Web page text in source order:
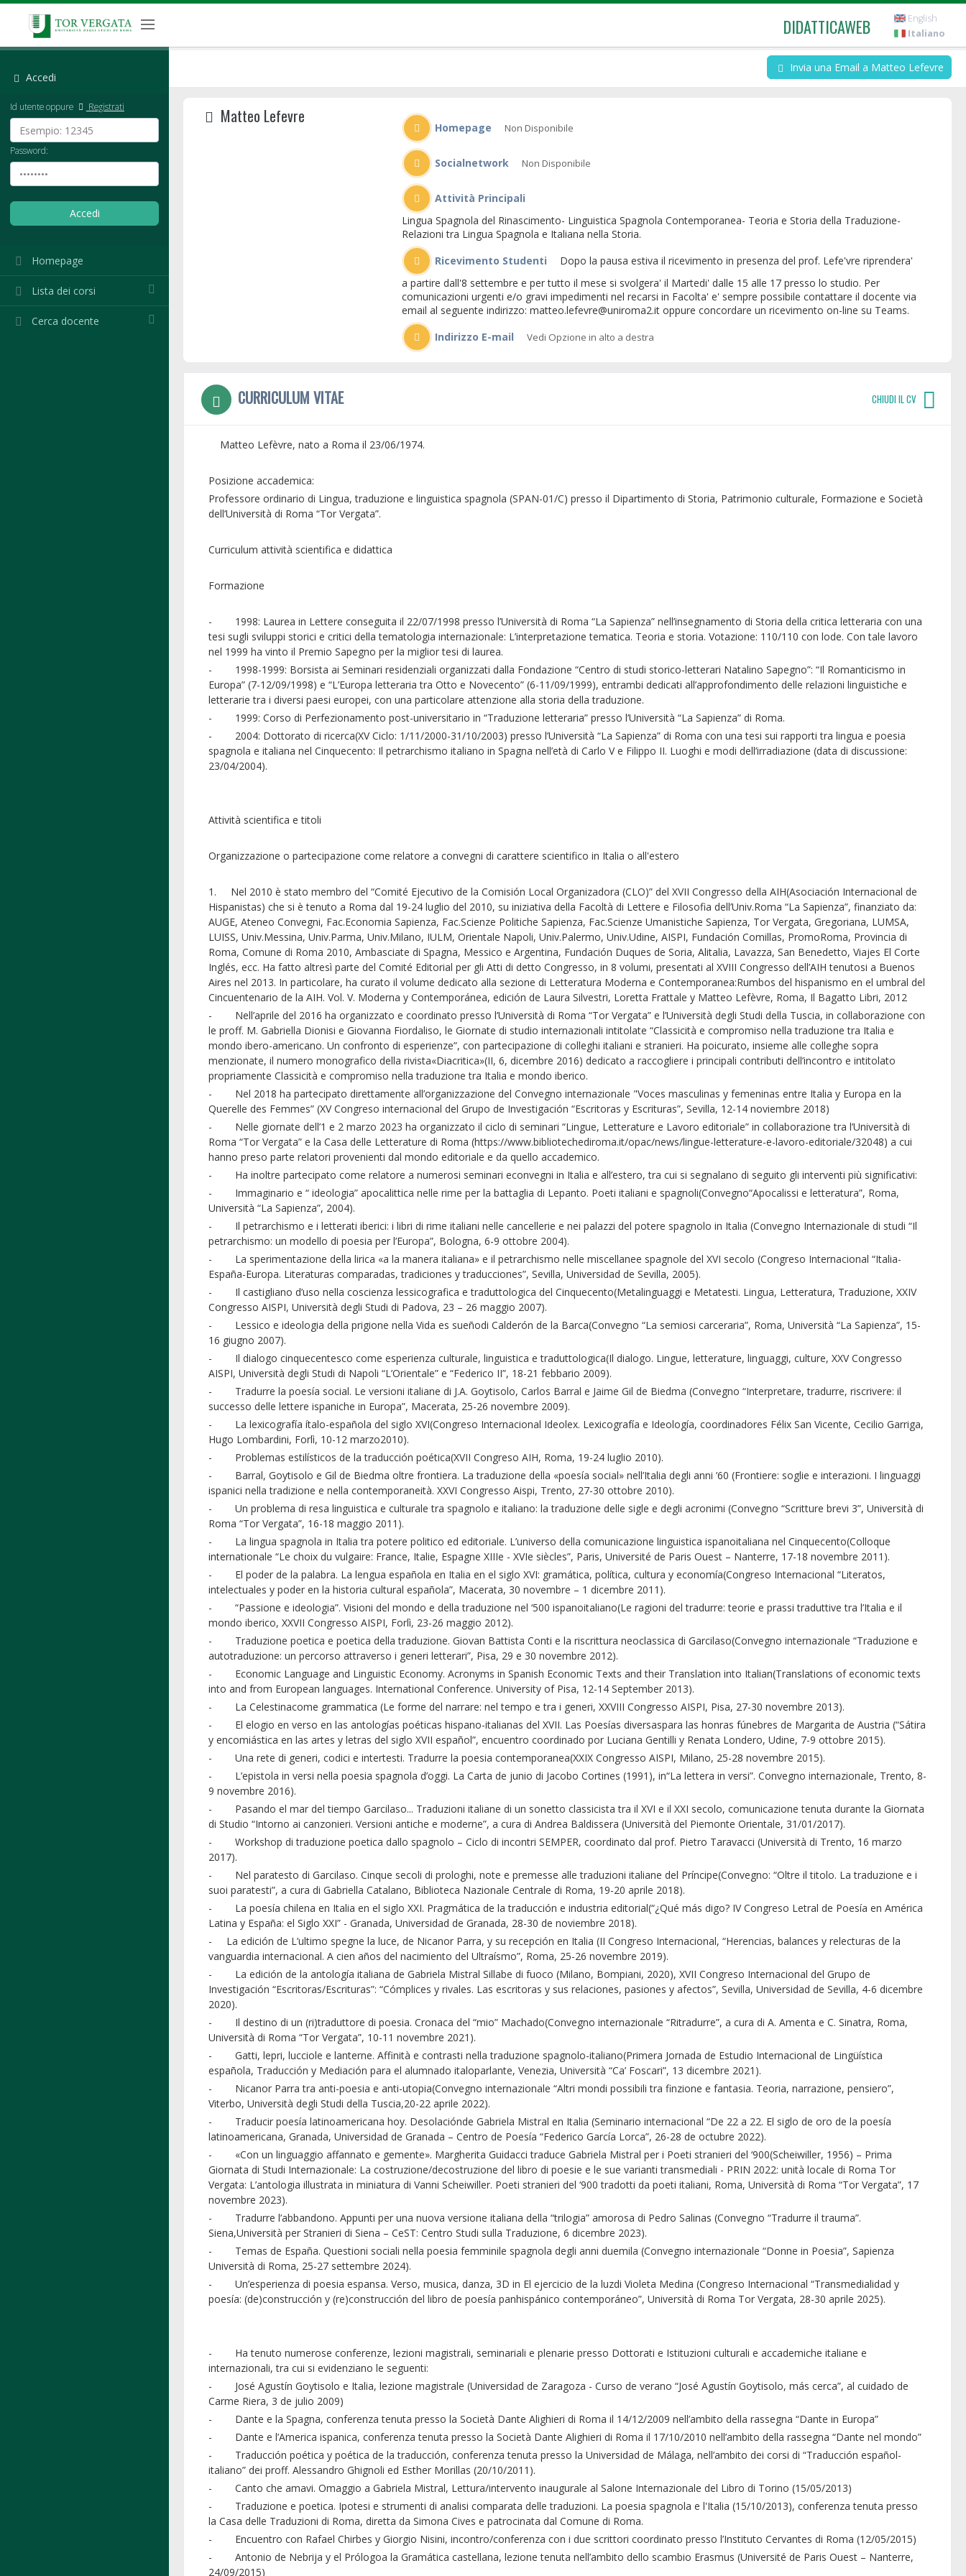
DIDATTICAWEB
English
Italiano
Accedi
Id utente oppure Registrati
Password:
Homepage
Lista dei corsi
Cerca docente
Invia una Email a Matteo Lefevre
Matteo Lefevre
Homepage Non Disponibile
Socialnetwork Non Disponibile
Attività Principali
Lingua Spagnola del Rinascimento- Linguistica Spagnola Contemporanea- Teoria e Storia della Traduzione-
Relazioni tra Lingua Spagnola e Italiana nella Storia.
Ricevimento Studenti
a partire dall'8 settembre e per tutto il mese si svolgera' il Martedi' dalle 15 alle 17 presso lo studio. Per
comunicazioni urgenti e/o gravi impedimenti nel recarsi in Facolta' e' sempre possibile contattare il docente via
email al seguente indirizzo: matteo.lefevre@uniroma2.it oppure concordare un ricevimento on-line su Teams.
Indirizzo E-mail
Vedi Opzione in alto a destra
CURRICULUM VITAE CHIUDI IL CV
Matteo Lefèvre, nato a Roma il 23/06/1974.
Posizione accademica:
Professore ordinario di Lingua, traduzione e linguistica spagnola (SPAN-01/C) presso il Dipartimento di Storia, Patrimonio culturale, Formazione e Società
dell’Università di Roma “Tor Vergata”.
Curriculum attività scientifica e didattica
Formazione
- 1998: Laurea in Lettere conseguita il 22/07/1998 presso l’Università di Roma “La Sapienza” nell’insegnamento di Storia della critica letteraria con una
tesi sugli sviluppi storici e critici della tematologia internazionale: L’interpretazione tematica. Teoria e storia. Votazione: 110/110 con lode. Con tale lavoro
nel 1999 ha vinto il Premio Sapegno per la miglior tesi di laurea.
- 1998-1999: Borsista ai Seminari residenziali organizzati dalla Fondazione “Centro di studi storico-letterari Natalino Sapegno”: “Il Romanticismo in
Europa” (7-12/09/1998) e “L’Europa letteraria tra Otto e Novecento” (6-11/09/1999), entrambi dedicati all’approfondimento delle relazioni linguistiche e
letterarie tra i diversi paesi europei, con una particolare attenzione alla storia della traduzione.
- 1999: Corso di Perfezionamento post-universitario in “Traduzione letteraria” presso l’Università “La Sapienza” di Roma.
- 2004: Dottorato di ricerca(XV Ciclo: 1/11/2000-31/10/2003) presso l’Università “La Sapienza” di Roma con una tesi sui rapporti tra lingua e poesia
spagnola e italiana nel Cinquecento: Il petrarchismo italiano in Spagna nell’età di Carlo V e Filippo II. Luoghi e modi dell’irradiazione (data di discussione:
23/04/2004).
Attività scientifica e titoli
Organizzazione o partecipazione come relatore a convegni di carattere scientifico in Italia o all'estero
1. Nel 2010 è stato membro del “Comité Ejecutivo de la Comisión Local Organizadora (CLO)” del XVII Congresso della AIH(Asociación Internacional de
Hispanistas) che si è tenuto a Roma dal 19-24 luglio del 2010, su iniziativa della Facoltà di Lettere e Filosofia dell’Univ.Roma “La Sapienza”, finanziato da:
AUGE, Ateneo Convegni, Fac.Economia Sapienza, Fac.Scienze Politiche Sapienza, Fac.Scienze Umanistiche Sapienza, Tor Vergata, Gregoriana, LUMSA,
LUISS, Univ.Messina, Univ.Parma, Univ.Milano, IULM, Orientale Napoli, Univ.Palermo, Univ.Udine, AISPI, Fundación Comillas, PromoRoma, Provincia di
Roma, Comune di Roma 2010, Ambasciate di Spagna, Messico e Argentina, Fundación Duques de Soria, Alitalia, Lavazza, San Benedetto, Viajes El Corte
Inglés, ecc. Ha fatto altresì parte del Comité Editorial per gli Atti di detto Congresso, in 8 volumi, presentati al XVIII Congresso dell’AIH tenutosi a Buenos
Aires nel 2013. In particolare, ha curato il volume dedicato alla sezione di Letteratura Moderna e Contemporanea:Rumbos del hispanismo en el umbral del
Cincuentenario de la AIH. Vol. V. Moderna y Contemporánea, edición de Laura Silvestri, Loretta Frattale y Matteo Lefèvre, Roma, Il Bagatto Libri, 2012
- Nell’aprile del 2016 ha organizzato e coordinato presso l’Università di Roma “Tor Vergata” e l’Università degli Studi della Tuscia, in collaborazione con
le proff. M. Gabriella Dionisi e Giovanna Fiordaliso, le Giornate di studio internazionali intitolate “Classicità e compromiso nella traduzione tra Italia e
mondo ibero-americano. Un confronto di esperienze”, con partecipazione di colleghi italiani e stranieri. Ha poicurato, insieme alle colleghe sopra
menzionate, il numero monografico della rivista«Diacritica»(II, 6, dicembre 2016) dedicato a raccogliere i principali contributi dell’incontro e intitolato
propriamente Classicità e compromiso nella traduzione tra Italia e mondo iberico.
- Nel 2018 ha partecipato direttamente all’organizzazione del Convegno internazionale "Voces masculinas y femeninas entre Italia y Europa en la
Querelle des Femmes” (XV Congreso internacional del Grupo de Investigación “Escritoras y Escrituras”, Sevilla, 12-14 noviembre 2018)
- Nelle giornate dell’1 e 2 marzo 2023 ha organizzato il ciclo di seminari “Lingue, Letterature e Lavoro editoriale” in collaborazione tra l’Università di
Roma “Tor Vergata” e la Casa delle Letterature di Roma (https://www.bibliotechediroma.it/opac/news/lingue-letterature-e-lavoro-editoriale/32048) a cui
hanno preso parte relatori provenienti dal mondo editoriale e da quello accademico.
- Ha inoltre partecipato come relatore a numerosi seminari econvegni in Italia e all’estero, tra cui si segnalano di seguito gli interventi più significativi:
- Immaginario e “ ideologia” apocalittica nelle rime per la battaglia di Lepanto. Poeti italiani e spagnoli(Convegno“Apocalissi e letteratura”, Roma,
Università “La Sapienza”, 2004).
- Il petrarchismo e i letterati iberici: i libri di rime italiani nelle cancellerie e nei palazzi del potere spagnolo in Italia (Convegno Internazionale di studi “Il
petrarchismo: un modello di poesia per l’Europa”, Bologna, 6-9 ottobre 2004).
- La sperimentazione della lirica «a la manera italiana» e il petrarchismo nelle miscellanee spagnole del XVI secolo (Congreso Internacional “Italia-
España-Europa. Literaturas comparadas, tradiciones y traducciones”, Sevilla, Universidad de Sevilla, 2005).
- Il castigliano d’uso nella coscienza lessicografica e traduttologica del Cinquecento(Metalinguaggi e Metatesti. Lingua, Letteratura, Traduzione, XXIV
Congresso AISPI, Università degli Studi di Padova, 23 – 26 maggio 2007).
- Lessico e ideologia della prigione nella Vida es sueñodi Calderón de la Barca(Convegno “La semiosi carceraria”, Roma, Università “La Sapienza”, 15-
16 giugno 2007).
- Il dialogo cinquecentesco come esperienza culturale, linguistica e traduttologica(Il dialogo. Lingue, letterature, linguaggi, culture, XXV Congresso
AISPI, Università degli Studi di Napoli “L’Orientale” e “Federico II”, 18-21 febbario 2009).
- Tradurre la poesía social. Le versioni italiane di J.A. Goytisolo, Carlos Barral e Jaime Gil de Biedma (Convegno “Interpretare, tradurre, riscrivere: il
successo delle lettere ispaniche in Europa”, Macerata, 25-26 novembre 2009).
- La lexicografía ítalo-española del siglo XVI(Congreso Internacional Ideolex. Lexicografía e Ideología, coordinadores Félix San Vicente, Cecilio Garriga,
Hugo Lombardini, Forlì, 10-12 marzo2010).
- Problemas estilísticos de la traducción poética(XVII Congreso AIH, Roma, 19-24 luglio 2010).
- Barral, Goytisolo e Gil de Biedma oltre frontiera. La traduzione della «poesía social» nell’Italia degli anni ’60 (Frontiere: soglie e interazioni. I linguaggi
ispanici nella tradizione e nella contemporaneità. XXVI Congresso Aispi, Trento, 27-30 ottobre 2010).
- Un problema di resa linguistica e culturale tra spagnolo e italiano: la traduzione delle sigle e degli acronimi (Convegno “Scritture brevi 3”, Università di
Roma “Tor Vergata”, 16-18 maggio 2011).
- La lingua spagnola in Italia tra potere politico ed editoriale. L’universo della comunicazione linguistica ispanoitaliana nel Cinquecento(Colloque
internationale “Le choix du vulgaire: France, Italie, Espagne XIIIe - XVIe siècles”, Paris, Université de Paris Ouest – Nanterre, 17-18 novembre 2011).
- El poder de la palabra. La lengua española en Italia en el siglo XVI: gramática, política, cultura y economía(Congreso Internacional “Literatos,
intelectuales y poder en la historia cultural española”, Macerata, 30 novembre – 1 dicembre 2011).
- “Passione e ideologia”. Visioni del mondo e della traduzione nel ‘500 ispanoitaliano(Le ragioni del tradurre: teorie e prassi traduttive tra l’Italia e il
mondo iberico, XXVII Congresso AISPI, Forlì, 23-26 maggio 2012).
- Traduzione poetica e poetica della traduzione. Giovan Battista Conti e la riscrittura neoclassica di Garcilaso(Convegno internazionale “Traduzione e
autotraduzione: un percorso attraverso i generi letterari”, Pisa, 29 e 30 novembre 2012).
- Economic Language and Linguistic Economy. Acronyms in Spanish Economic Texts and their Translation into Italian(Translations of economic texts
into and from European languages. International Conference. University of Pisa, 12-14 September 2013).
- La Celestinacome grammatica (Le forme del narrare: nel tempo e tra i generi, XXVIII Congresso AISPI, Pisa, 27-30 novembre 2013).
- El elogio en verso en las antologías poéticas hispano-italianas del XVII. Las Poesías diversaspara las honras fúnebres de Margarita de Austria (“Sátira
y encomiástica en las artes y letras del siglo XVII español”, encuentro coordinado por Luciana Gentilli y Renata Londero, Udine, 7-9 ottobre 2015).
- Una rete di generi, codici e intertesti. Tradurre la poesia contemporanea(XXIX Congresso AISPI, Milano, 25-28 novembre 2015).
- L’epistola in versi nella poesia spagnola d’oggi. La Carta de junio di Jacobo Cortines (1991), in“La lettera in versi”. Convegno internazionale, Trento, 8-
9 novembre 2016).
- Pasando el mar del tiempo Garcilaso... Traduzioni italiane di un sonetto classicista tra il XVI e il XXI secolo, comunicazione tenuta durante la Giornata
di Studio “Intorno ai canzonieri. Versioni antiche e moderne”, a cura di Andrea Baldissera (Università del Piemonte Orientale, 31/01/2017).
- Workshop di traduzione poetica dallo spagnolo – Ciclo di incontri SEMPER, coordinato dal prof. Pietro Taravacci (Università di Trento, 16 marzo
2017).
- Nel paratesto di Garcilaso. Cinque secoli di prologhi, note e premesse alle traduzioni italiane del Príncipe(Convegno: “Oltre il titolo. La traduzione e i
suoi paratesti”, a cura di Gabriella Catalano, Biblioteca Nazionale Centrale di Roma, 19-20 aprile 2018).
- La poesía chilena en Italia en el siglo XXI. Pragmática de la traducción e industria editorial(“¿Qué más digo? IV Congreso Letral de Poesía en América
Latina y España: el Siglo XXI” - Granada, Universidad de Granada, 28-30 de noviembre 2018).
- La edición de L’ultimo spegne la luce, de Nicanor Parra, y su recepción en Italia (II Congreso Internacional, “Herencias, balances y relecturas de la
vanguardia internacional. A cien años del nacimiento del Ultraísmo”, Roma, 25-26 novembre 2019).
- La edición de la antología italiana de Gabriela Mistral Sillabe di fuoco (Milano, Bompiani, 2020), XVII Congreso Internacional del Grupo de
Investigación “Escritoras/Escrituras”: “Cómplices y rivales. Las escritoras y sus relaciones, pasiones y afectos”, Sevilla, Universidad de Sevilla, 4-6 dicembre
2020).
- Il destino di un (ri)traduttore di poesia. Cronaca del “mio” Machado(Convegno internazionale “Ritradurre”, a cura di A. Amenta e C. Sinatra, Roma,
Università di Roma “Tor Vergata”, 10-11 novembre 2021).
- Gatti, lepri, lucciole e lanterne. Affinità e contrasti nella traduzione spagnolo-italiano(Primera Jornada de Estudio Internacional de Lingüística
española, Traducción y Mediación para el alumnado italoparlante, Venezia, Università “Ca’ Foscari”, 13 dicembre 2021).
- Nicanor Parra tra anti-poesia e anti-utopia(Convegno internazionale “Altri mondi possibili tra finzione e fantasia. Teoria, narrazione, pensiero”,
Viterbo, Università degli Studi della Tuscia,20-22 aprile 2022).
- Traducir poesía latinoamericana hoy. Desolaciónde Gabriela Mistral en Italia (Seminario internacional “De 22 a 22. El siglo de oro de la poesía
latinoamericana, Granada, Universidad de Granada – Centro de Poesía “Federico García Lorca”, 26-28 de octubre 2022).
- «Con un linguaggio affannato e gemente». Margherita Guidacci traduce Gabriela Mistral per i Poeti stranieri del ‘900(Scheiwiller, 1956) – Prima
Giornata di Studi Internazionale: La costruzione/decostruzione del libro di poesie e le sue varianti transmediali - PRIN 2022: unità locale di Roma Tor
Vergata: L’antologia illustrata in miniatura di Vanni Scheiwiller. Poeti stranieri del ‘900 tradotti da poeti italiani, Roma, Università di Roma “Tor Vergata”, 17
novembre 2023).
- Tradurre l’abbandono. Appunti per una nuova versione italiana della “trilogia” amorosa di Pedro Salinas (Convegno “Tradurre il trauma”.
Siena,Università per Stranieri di Siena – CeST: Centro Studi sulla Traduzione, 6 dicembre 2023).
- Temas de España. Questioni sociali nella poesia femminile spagnola degli anni duemila (Convegno internazionale “Donne in Poesia”, Sapienza
Università di Roma, 25-27 settembre 2024).
- Un’esperienza di poesia espansa. Verso, musica, danza, 3D in El ejercicio de la luzdi Violeta Medina (Congreso Internacional “Transmedialidad y
poesía: (de)construcción y (re)construcción del libro de poesía panhispánico contemporáneo”, Università di Roma Tor Vergata, 28-30 aprile 2025).
- Ha tenuto numerose conferenze, lezioni magistrali, seminariali e plenarie presso Dottorati e Istituzioni culturali e accademiche italiane e
internazionali, tra cui si evidenziano le seguenti:
- José Agustín Goytisolo e Italia, lezione magistrale (Universidad de Zaragoza - Curso de verano “José Agustín Goytisolo, más cerca”, al cuidado de
Carme Riera, 3 de julio 2009)
- Dante e la Spagna, conferenza tenuta presso la Società Dante Alighieri di Roma il 14/12/2009 nell’ambito della rassegna “Dante in Europa”
- Dante e l’America ispanica, conferenza tenuta presso la Società Dante Alighieri di Roma il 17/10/2010 nell’ambito della rassegna “Dante nel mondo”
- Traducción poética y poética de la traducción, conferenza tenuta presso la Universidad de Málaga, nell’ambito dei corsi di “Traducción español-
italiano” dei proff. Alessandro Ghignoli ed Esther Morillas (20/10/2011).
- Canto che amavi. Omaggio a Gabriela Mistral, Lettura/intervento inaugurale al Salone Internazionale del Libro di Torino (15/05/2013)
- Traduzione e poetica. Ipotesi e strumenti di analisi comparata delle traduzioni. La poesia spagnola e l'Italia (15/10/2013), conferenza tenuta presso
la Casa delle Traduzioni di Roma, diretta da Simona Cives e patrocinata dal Comune di Roma.
- Encuentro con Rafael Chirbes y Giorgio Nisini, incontro/conferenza con i due scrittori coordinato presso l’Instituto Cervantes di Roma (12/05/2015)
- Antonio de Nebrija y el Prólogoa la Gramática castellana, lezione tenuta nell’ambito dello scambio Erasmus (Université de Paris Ouest – Nanterre,
24/09/2015)